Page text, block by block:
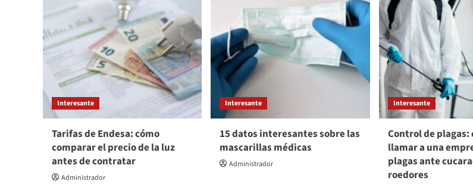
Interesante
Tarifas de Endesa: cómo
comparar el precio de la luz
antes de contratar
Administrador
Interesante
15 datos interesantes sobre las
mascarillas médicas
Administrador
Interesante
Control de plagas:
llamar a una
plagas ante
roedores